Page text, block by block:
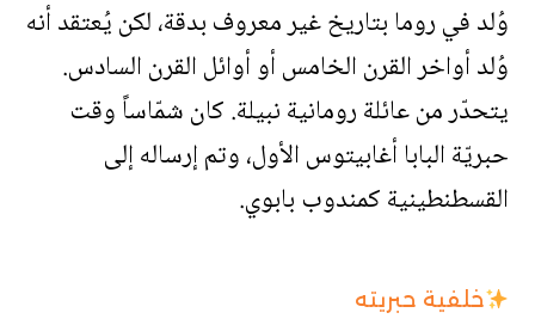
وُلد في روما بتاريخ غير معروف بدقة، لكن يُعتقد أنه
وُلد أواخر القرن الخامس أو أوائل القرن السادس.
يتحدّر من عائلة رومانية نبيلة. كان شمّاساً وقت
حبريّة البابا أغابيتوس الأول، وتم إرساله إلى
القسطنطينية كمندوب بابوي.
خلفية حبريته